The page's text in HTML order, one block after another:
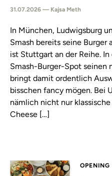
31.07.2026 — Kajsa Meth
In München, Ludwigsburg
Smash bereits seine
ist Stuttgart an der Reihe.
Smash-Burger-Spot
bringt damit ordentlich
bisschen fancy mögen. Bei
nämlich nicht nur
Cheese […]
OPENING